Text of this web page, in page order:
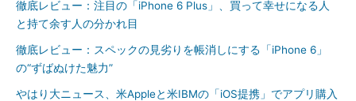
徹底レビュー：注目の「iPhone 6 Plus」、買って幸せになる人
と持て余す人の分かれ目
徹底レビュー：スペックの見劣りを帳消しにする「iPhone 6」
の“ずばぬけた魅力”
やはり大ニュース、米Appleと米IBMの「iOS提携」でアプリ購入